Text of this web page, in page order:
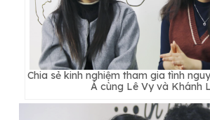
Chia sẻ kinh nghiệm tham gia tình
Á cùng Lê Vy và Khánh